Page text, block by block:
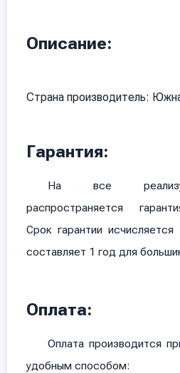
Описание:
Страна производитель:
Гарантия:
На все
распространяется
Срок гарантии
составляет 1 год для
Оплата:
Оплата производится
удобным способом: